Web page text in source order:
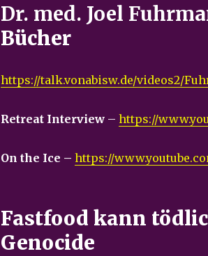
Dr. med. Joel
Bücher
https://talk.vonabisw.de/videos2/
Retreat Interview– https://
On the Ice – https://
Fastfood kann
Genocide